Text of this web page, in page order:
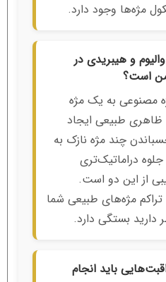
مژه‌ها وجود دارد.
و هیبریدی در
است؟
مصنوعی به یک مژه
طبیعی ایجاد
چند مژه نازک به
دراماتیک‌تری
از این دو است.
مژه‌های طبیعی شما
بستگی دارد.
باید انجام